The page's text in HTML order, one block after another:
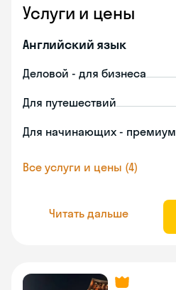
Услуги и цены
Английский язык
Деловой - для бизнеса
Для путешествий
Для начинающих - премиум
Все услуги и цены (4)
Читать дальше